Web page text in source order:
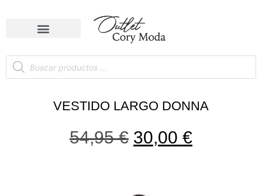
VESTIDO LARGO DONNA
54,95€ 30,00 €